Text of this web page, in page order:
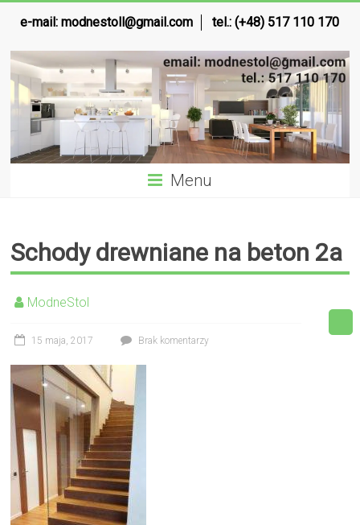
e-mail:modnestoll@gmail.com tel.: (+48) 517 110 170
Menu
Schody drewniane na beton 2a
ModneStol
15 maja, 2017 Brak komentarzy